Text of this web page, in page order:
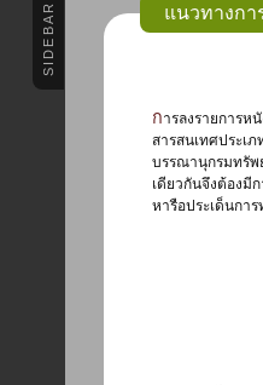
SIDEBAR แนวทางกา
การลงรายการหนังสือ มสธ. (เอกสารประกอบการสอนของมหาวิทยาลัยสุโขทัยธรรมาธิราช) เป็นทรัพยากร
สารสนเทศประเ
บรรณานุกรมทรัพ
เดียวกันจึงต้องมี
หารือประเด็นกา